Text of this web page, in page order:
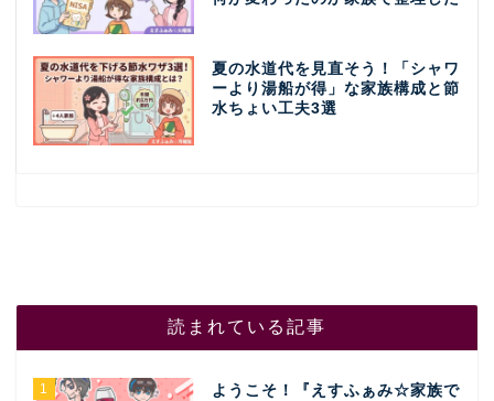
夏の水道代を見直そう！「シャワ
ーより湯船が得」な家族構成と節
水ちょい工夫3選
読まれている記事
1
ようこそ！『えすふぁみ☆家族で